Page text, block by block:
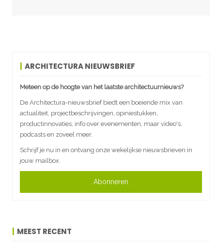
ARCHITECTURA NIEUWSBRIEF
Meteen op de hoogte van het laatste architectuurnieuws?
De Architectura-nieuwsbrief biedt een boeiende mix van
actualiteit, projectbeschrijvingen, opiniestukken,
productinnovaties, info over evenementen, maar video's,
podcasts en zoveel meer.
Schrijf je nu in en ontvang onze wekelijkse nieuwsbrieven in
jouw mailbox.
Abonneren
MEEST RECENT